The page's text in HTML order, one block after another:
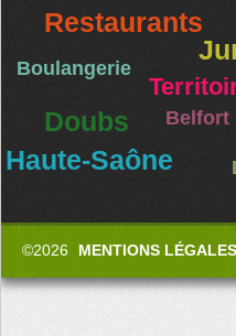
Restaurants
Boulangerie
Doubs Belfort
Haute-Saône
©2026 MENTIONS LÉGALES